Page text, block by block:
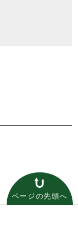
ページの先頭へ